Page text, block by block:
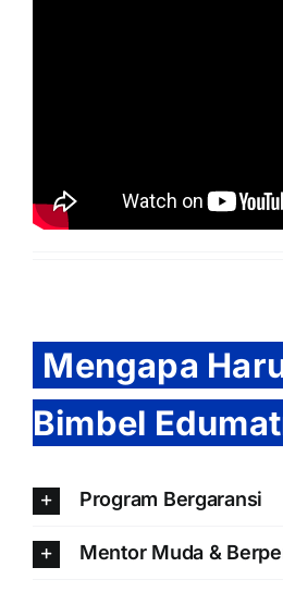
Mengapa
Bimbel
Program Bergaransi
Mentor Muda &